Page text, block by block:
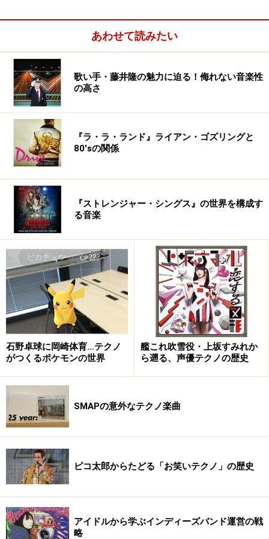
宇宙人ワナワナ
1976年に『恋のプロックサイン』で正式デビューしたア
パッチ。「ソウルこれっきりですか」のヒットによりス
タジオ向けに作られた副産物ですが、アパッチという投
げやりな名前からキャンディーズ・フォロアーを狙って
いたのか疑問をもってしまいます。テクノアイドルと言
える曲は後にも先にも、シングル『宇宙人ワナワナ』
（1980年）だけですが、あまりにもインパクトが強いの
でテクノアイドル認定します。
amazon.co.jpにあるCDは、ジャケ写からリンクできます。（amazon.co.jpにない場合、海
テクノマジック歌謡
あわせて読みたい
歌い手・藤井隆の魅力に迫る！侮れない音楽性
の高さ
『ラ・ラ・ランド』ライアン・ゴズリングと
80'sの関係
『ストレンジャー・シングス』の世界を構成す
る音楽
石野卓球に岡崎体育…テクノ
がつくるポケモンの世界
艦これ吹雪役・上坂すみれか
ら遡る、声優テクノの歴史
SMAPの意外なテクノ楽曲
ピコ太郎からたどる「お笑いテクノ」の歴史
アイドルから学ぶインディーズバンド運営の戦
略